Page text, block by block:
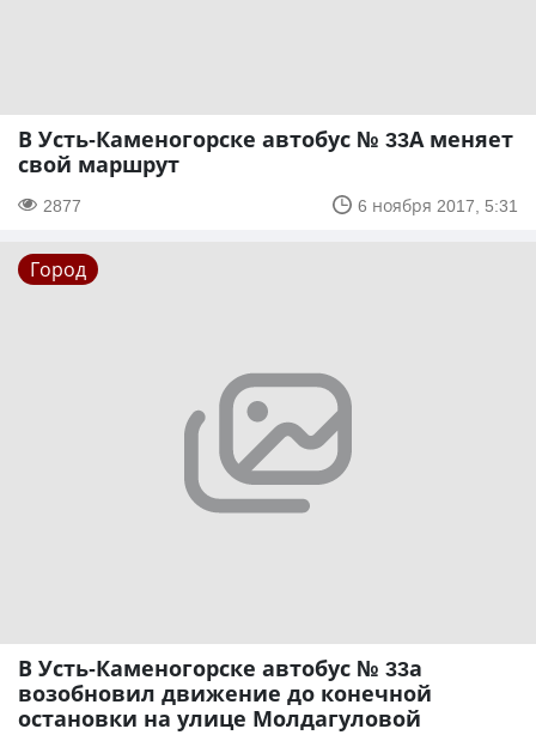
В Усть-Каменогорске автобус № 33А меняет
свой маршрут
2877 6 ноября 2017, 5:31
Город
В Усть-Каменогорске автобус № 33а
возобновил движение до конечной
остановки на улице Молдагуловой